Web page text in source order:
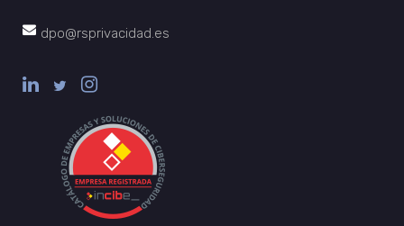
dpo@rsprivacidad.es